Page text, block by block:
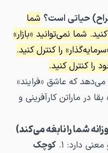
حیاتی است؟ شما
شما نمی‌توانید «بازار»
را کنترل کنید.
را کنترل کنید.
می‌دهد که عاشق «فرایند»
در ماراتن کارآفرینی و
دارد: ۱.
کوچک